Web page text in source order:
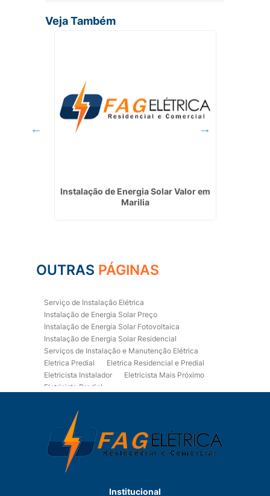
Veja Também
Instalação de Energia Solar Valor em
Marilia
OUTRAS PÁGINAS
Serviço de Instalação Elétrica
Instalação de Energia Solar Preço
Instalação de Energia Solar Fotovoltaica
Instalação de Energia Solar Residencial
Serviços de Instalação e Manutenção Elétrica
Eletrica Predial
Eletrica Residencial e Predial
Eletricista Instalador
Eletricista Mais Próximo
Eletricista Predial
Eletricista Residencial
Eletricista Residencial E Predial
Eletricistas de Manutenção
Empresa de Instalações Elétricas
Empresa de Manutenção Eletrica
Empresa de Prestação de Serviços Eletricos
Institucional